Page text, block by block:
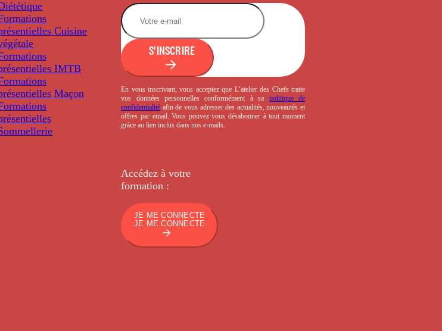
Cuisine
IMTB
Maçon
S'INSCRIRE
En vous inscrivant, vous acceptez que L’atelier des Chefs traite
vos données personnelles conformément à sa politique de
confidentialité afin de vous adresser des actualités, nouveautés et
offres par email. Vous pouvez vous désabonner à tout moment
grâce au lien inclus dans nos e-mails.
Accédez à votre
formation :
JE ME CONNECTE
JE ME CONNECTE